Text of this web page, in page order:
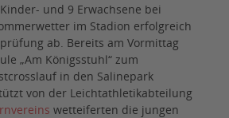
und 9 Erwachsene bei
im Stadion erfolgreich
ab. Bereits am Vormittag
„Am Königsstuhl“ zum
in den Salinepark
von der Leichtathletikabteilung
wetteiferten die jungen